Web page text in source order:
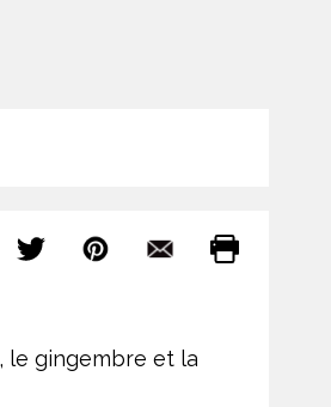
le gingembre et la